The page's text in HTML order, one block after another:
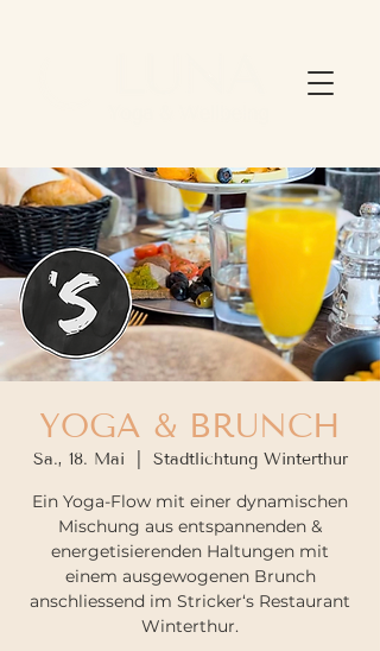
YOGA & BRUNCH
Sa., 18. Mai Stadtlichtung Winterthur
Ein Yoga-Flow mit einer dynamischen
Mischung aus entspannenden &
energetisierenden Haltungen mit
einem ausgewogenen Brunch
anschliessend im Stricker‘s Restaurant
Winterthur.